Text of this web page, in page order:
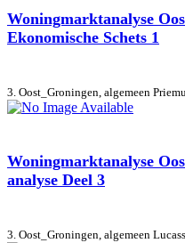
Woningmarktanalyse
Ekonomische Schets 1
3. Oost_Groningen, algemeen
Woningmarktanalyse
analyse Deel 3
3. Oost_Groningen, algemeen